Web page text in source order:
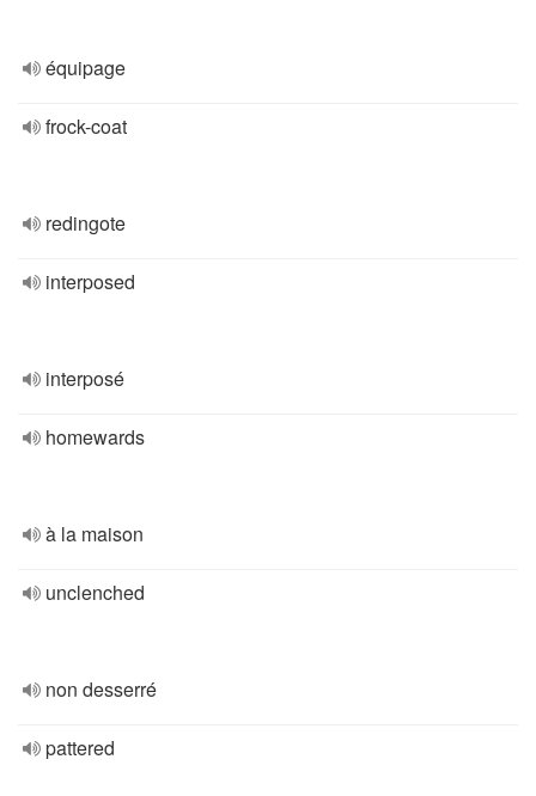
équipage
frock-coat
redingote
interposed
interposé
homewards
à la maison
unclenched
non desserré
pattered